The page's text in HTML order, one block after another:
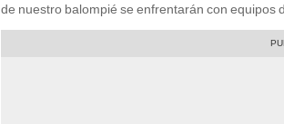
de nuestro balompié se enfrentarán con equipos